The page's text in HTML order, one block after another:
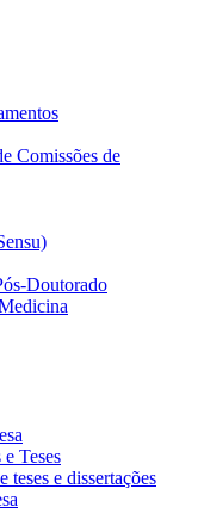
Comissões de
Doutorado
Teses
teses e dissertações